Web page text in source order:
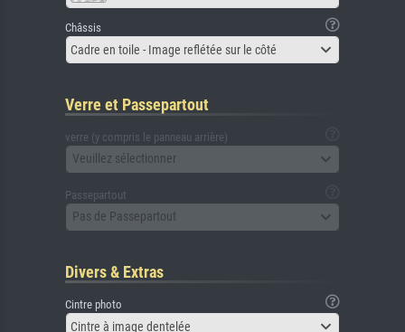
Châssis
Cadre en toile - Image reflétée sur le côté
Verre et Passepartout
verre (y compris le panneau arrière)
Veuillez sélectionner
Passepartout
Pas de Passepartout
Divers & Extras
Cintre photo
Cintre à image dentelée